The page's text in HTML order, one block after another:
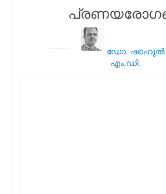
ഡോ. ഷാഹുല്‍
എം.ഡി.